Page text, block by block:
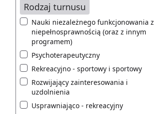
Rodzaj turnusu
Nauki niezależnego funkcjonowania z
niepełnosprawnością (oraz z innym
programem)
Psychoterapeutyczny
Rekreacyjno - sportowy i sportowy
Rozwijający zainteresowania i
uzdolnienia
Usprawniająco - rekreacyjny